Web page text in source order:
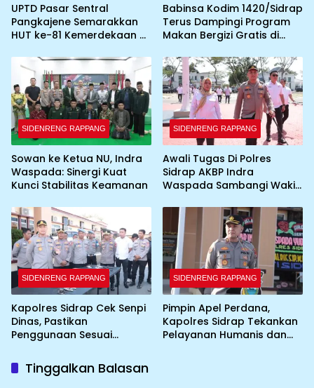
UPTD Pasar Sentral
Pangkajene Semarakkan
HUT ke-81 Kemerdekaan RI
Umbul-Umbul dan
Dekorasi Merah Putih
Babinsa Kodim 1420/Sidrap
Terus Dampingi Program
Makan Bergizi Gratis di
SIDENRENG RAPPANG
Sowan ke Ketua NU, Indra
Waspada: Sinergi Kuat
Kunci Stabilitas Keamanan
SIDENRENG RAPPANG
Awali Tugas Di Polres
Sidrap AKBP Indra
Waspada Sambangi Wakil
SIDENRENG RAPPANG
Kapolres Sidrap Cek Senpi
Dinas, Pastikan
Penggunaan Sesuai
SIDENRENG RAPPANG
Pimpin Apel Perdana,
Kapolres Sidrap Tekankan
Pelayanan Humanis dan
Tinggalkan Balasan